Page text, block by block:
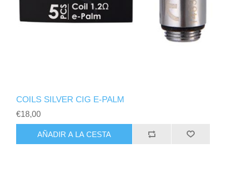
COILS SILVER CIG E-PALM
€18,00